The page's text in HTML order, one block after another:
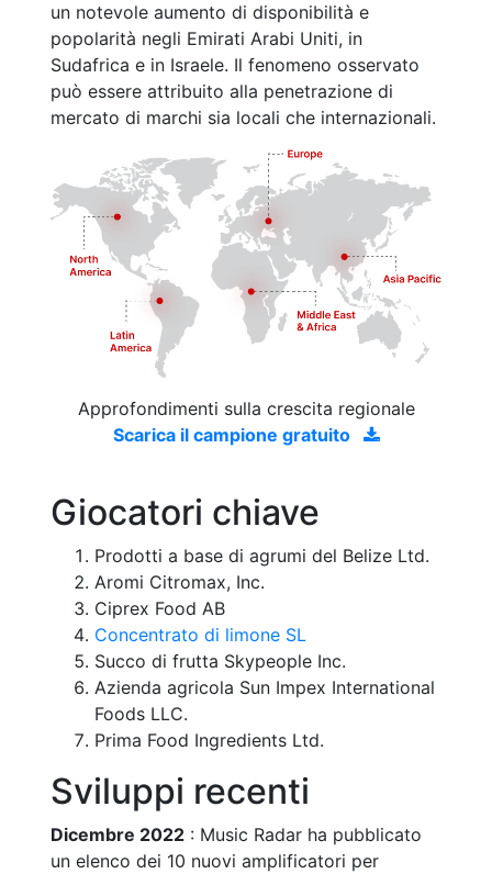
un notevole aumento di disponibilità e
popolarità negli Emirati Arabi Uniti, in
Sudafrica e in Israele. Il fenomeno osservato
può essere attribuito alla penetrazione di
mercato di marchi sia locali che internazionali.
Approfondimenti sulla crescita regionale
Scarica il campione gratuito
Giocatori chiave
Prodotti a base di agrumi del Belize Ltd.
Aromi Citromax, Inc.
Ciprex Food AB
Concentrato di limone SL
Succo di frutta Skypeople Inc.
Azienda agricola Sun Impex International
Foods LLC.
Prima Food Ingredients Ltd.
Sviluppi recenti
Dicembre 2022 : Music Radar ha pubblicato
un elenco dei 10 nuovi amplificatori per